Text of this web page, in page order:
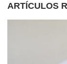
ARTÍCULOS